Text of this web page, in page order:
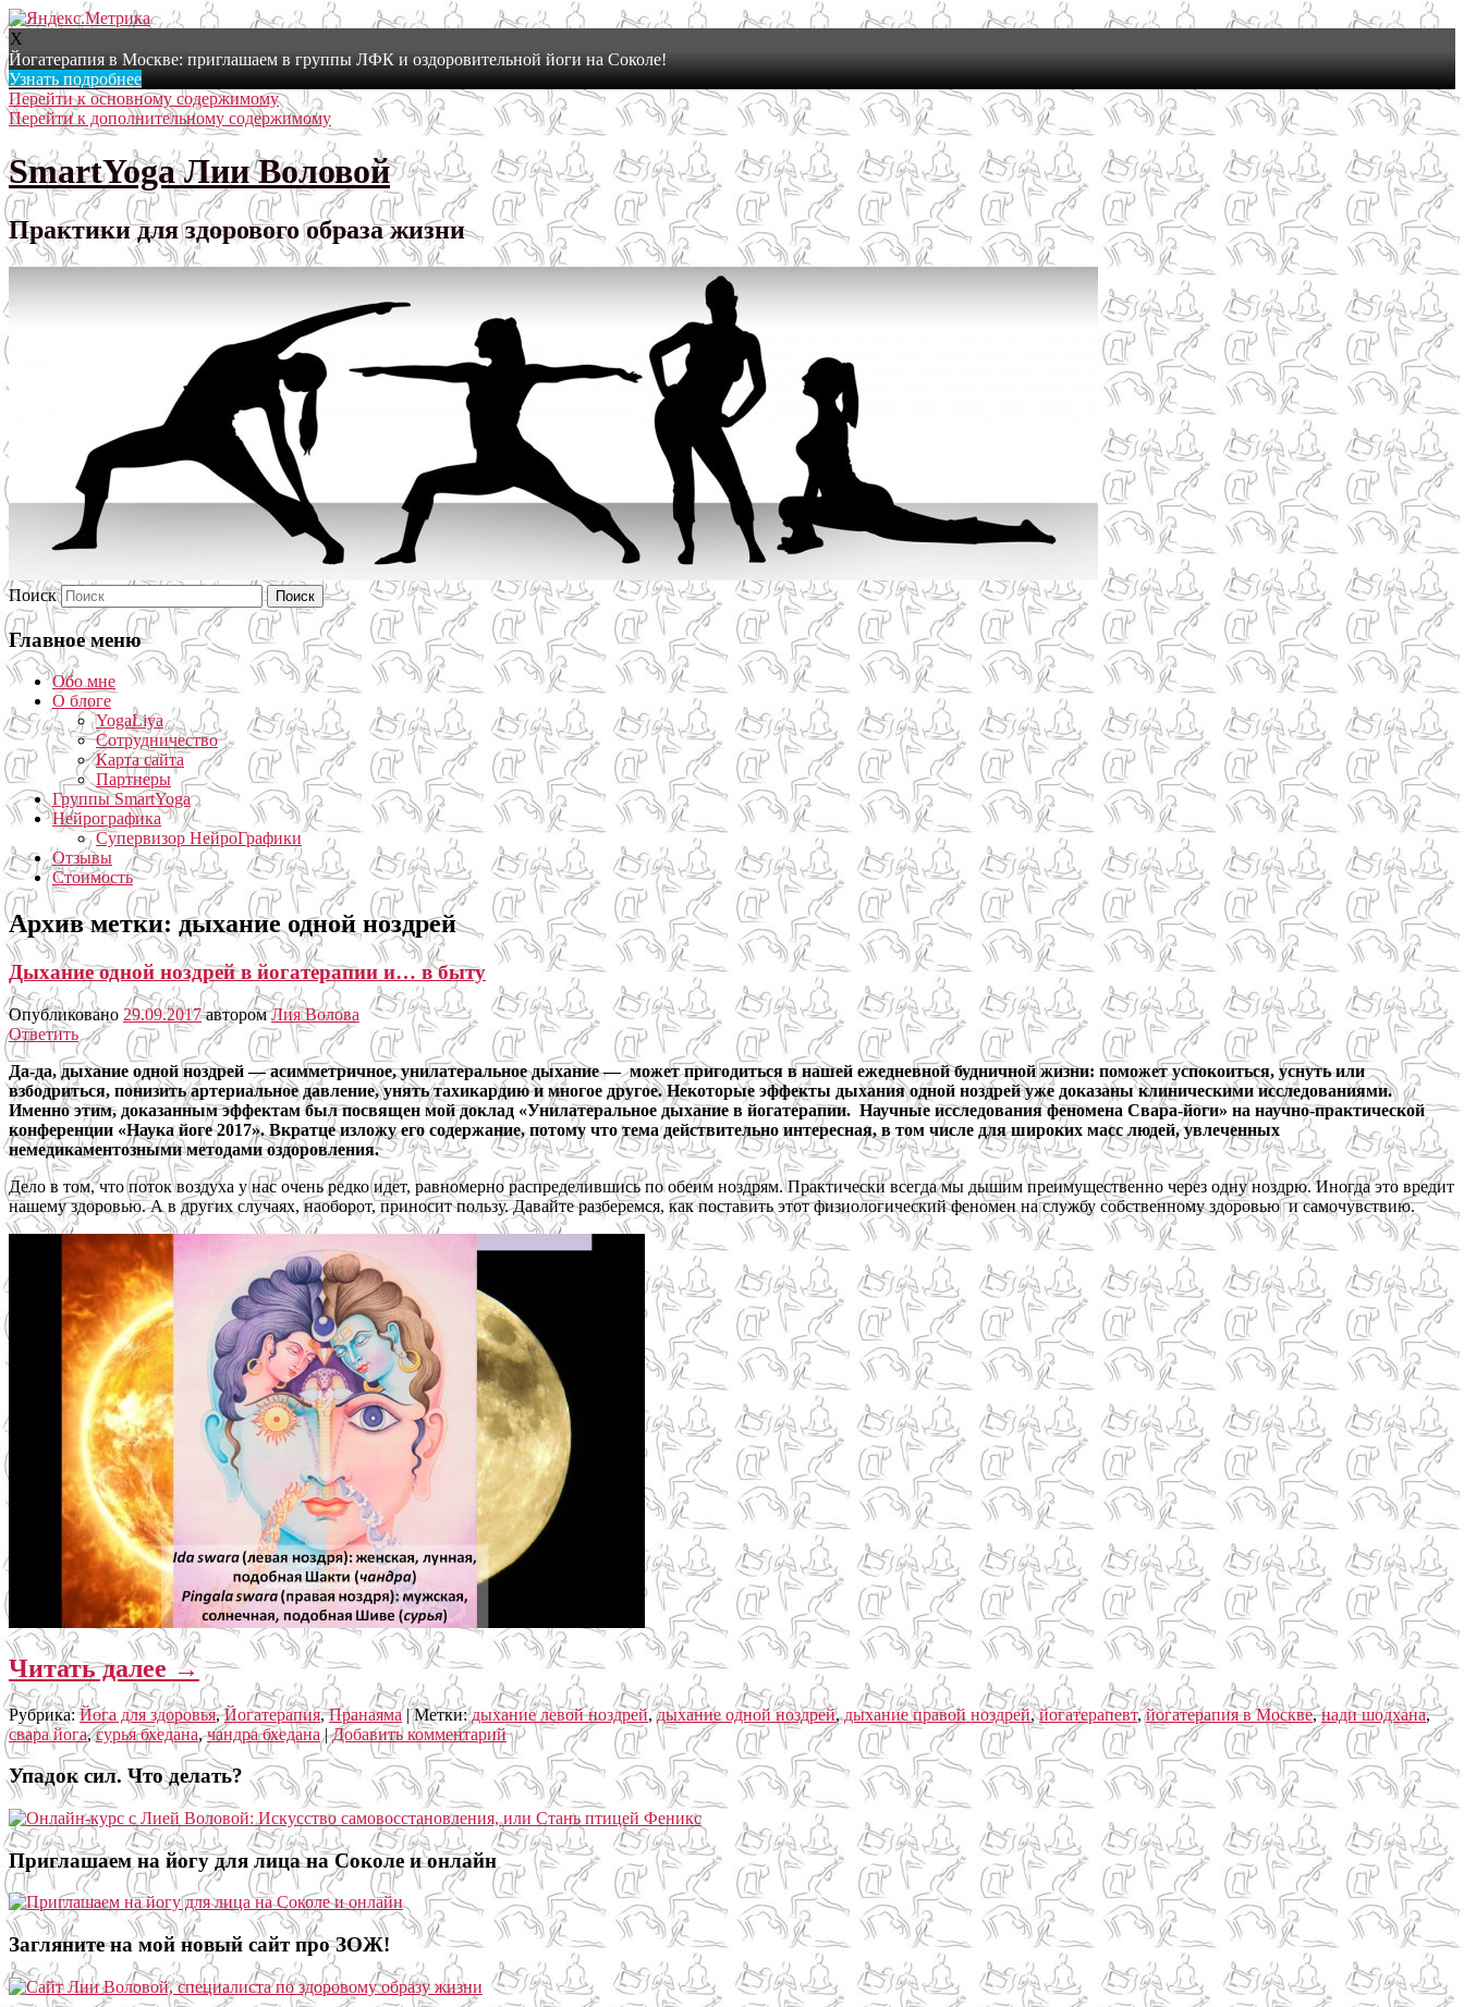
X
Йогатерапия в Москве: приглашаем в группы ЛФК и оздоровительной йоги на Соколе!
Узнать подробнее
Перейти к основному содержимому
Перейти к дополнительному содержимому
SmartYoga Лии Воловой
Практики для здорового образа жизни
Поиск
Главное меню
Обо мне
О блоге
YogaLiya
Сотрудничество
Карта сайта
Партнеры
Группы SmartYoga
Нейрографика
Супервизор НейроГрафики
Отзывы
Стоимость
Архив метки: дыхание одной ноздрей
Дыхание одной ноздрей в йогатерапии и… в быту
Опубликовано 29.09.2017 авторомЛия Волова
Ответить
Да-да, дыхание одной ноздрей — асимметричное, унилатеральное дыхание — может пригодиться в нашей ежедневной будничной жизни: поможет успокоиться, уснуть или
взбодриться, понизить артериальное давление, унять тахикардию и многое другое. Некоторые эффекты дыхания одной ноздрей уже доказаны клиническими исследованиями.
Именно этим, доказанным эффектам был посвящен мой доклад «Унилатеральное дыхание в йогатерапии. Научные исследования феномена Свара-йоги» на научно-практической
конференции «Наука йоге 2017». Вкратце изложу его содержание, потому что тема действительно интересная, в том числе для широких масс людей, увлеченных
немедикаментозными методами оздоровления.
Дело в том, что поток воздуха у нас очень редко идет, равномерно распределившись по обеим ноздрям. Практически всегда мы дышим преимущественно через одну ноздрю. Иногда это вредит
нашему здоровью. А в других случаях, наоборот, приносит пользу. Давайте разберемся, как поставить этот физиологический феномен на службу собственному здоровью и самочувствию.
Читать далее →
Рубрика: Йога для здоровья,Йогатерапия,Пранаяма |Метки: дыхание левой ноздрей,дыхание одной ноздрей,дыхание правой ноздрей,йогатерапевт,йогатерапия в Москве,нади шодхана,
свара йога,сурья бхедана,чандра бхедана |Добавить комментарий
Упадок сил. Что делать?
Приглашаем на йогу для лица на Соколе и онлайн
Загляните на мой новый сайт про ЗОЖ!